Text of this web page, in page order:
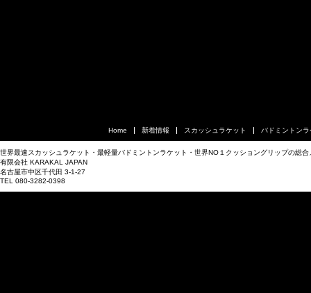
世界最速スカッシュラケット・最軽量バドミントンラケット・世界NO１クッショングリップの総
有限会社 KARAKAL JAPAN
名古屋市中区千代田 3-1-27
TEL 080-3282-0398
Home 新着情報 スカッシュラケット バドミントン